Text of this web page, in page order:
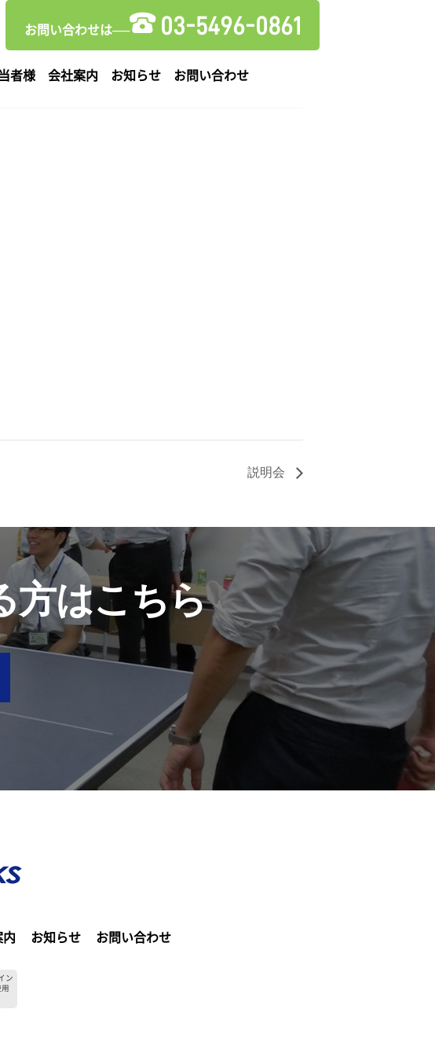
お問い合わせは── 03-5496-0861
者様 会社案内 お知らせ お問い合わせ
説明会
方はこちら
お知らせ お問い合わせ
ン